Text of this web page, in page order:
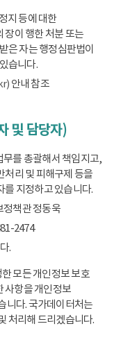
지 등에 대한
장이 행한 처분 또는
은 자는 행정심판법이
습니다.
안내 참조
및 담당자)
를 총괄해서 책임지고,
처리 및 피해구제 등을
를 지정하고 있습니다.
정책관 정동욱
2474
.
모든 개인정보 보호
사항을 개인정보
니다. 국가데이터처는
처리해 드리겠습니다.